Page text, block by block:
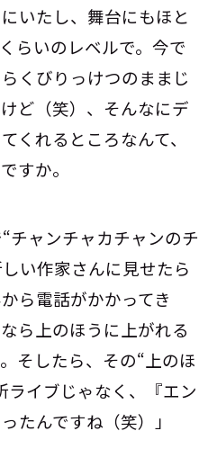
いたし、舞台にもほと
らいのレベルで。今で
くびりっけつのままじ
ど（笑）、そんなにデ
くれるところなんて、
すか。
チャンチャカチャンのチ
い作家さんに見せたら
ら電話がかかってき
ら上のほうに上がれる
そしたら、その“上のほ
ライブじゃなく、『エン
たんですね（笑）」